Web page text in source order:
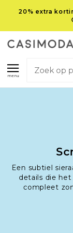
20% extra
menu
Een subtiel
details die
compleet